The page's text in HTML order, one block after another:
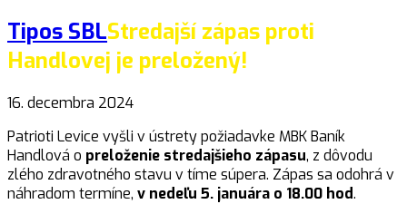
Tipos SBLStredajší zápas proti
Handlovej je preložený!
16. decembra 2024
Patrioti Levice vyšli v ústrety požiadavke MBK Baník
Handlová o preloženie stredajšieho zápasu, z dôvodu
zlého zdravotného stavu v tíme súpera. Zápas sa odohrá v
náhradom termíne, v nedeľu 5. januára o 18.00 hod.